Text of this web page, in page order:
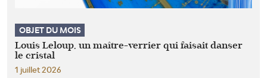
OBJET DU MOIS
Louis Leloup, un maître-verrier qui faisait danser
le cristal
1 juillet 2026